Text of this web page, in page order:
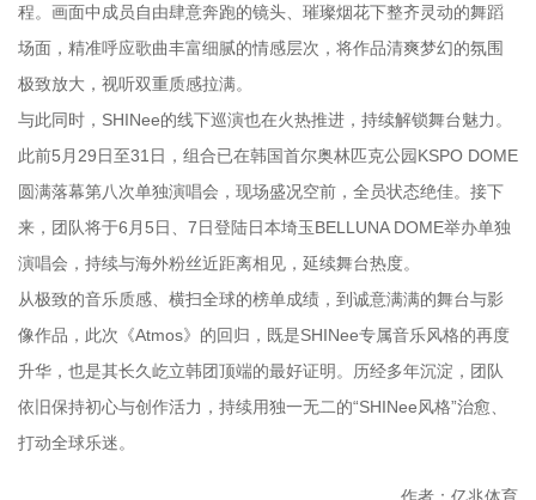
程。画面中成员自由肆意奔跑的镜头、璀璨烟花下整齐灵动的舞蹈
场面，精准呼应歌曲丰富细腻的情感层次，将作品清爽梦幻的氛围
极致放大，视听双重质感拉满。
与此同时，SHINee的线下巡演也在火热推进，持续解锁舞台魅力。
此前5月29日至31日，组合已在韩国首尔奥林匹克公园KSPO DOME
圆满落幕第八次单独演唱会，现场盛况空前，全员状态绝佳。接下
来，团队将于6月5日、7日登陆日本埼玉BELLUNA DOME举办单独
演唱会，持续与海外粉丝近距离相见，延续舞台热度。
从极致的音乐质感、横扫全球的榜单成绩，到诚意满满的舞台与影
像作品，此次《Atmos》的回归，既是SHINee专属音乐风格的再度
升华，也是其长久屹立韩团顶端的最好证明。历经多年沉淀，团队
依旧保持初心与创作活力，持续用独一无二的“SHINee风格”治愈、
打动全球乐迷。